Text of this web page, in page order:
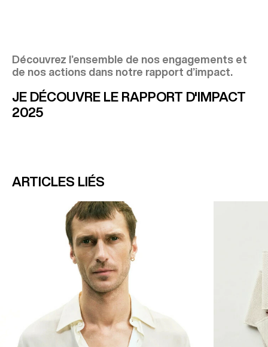
Découvrez l’ensemble de nos engagements et
de nos actions dans notre rapport d’impact.
JE DÉCOUVRE LE RAPPORT D'IMPACT
2025
ARTICLES LIÉS